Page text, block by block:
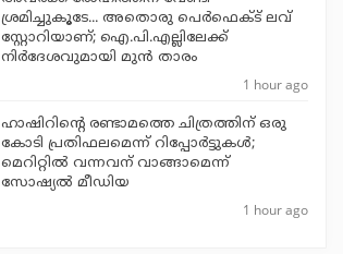
ശ്രമിച്ചുകൂടേ... അതൊരു പെർഫെക്ട് ലവ്
സ്റ്റോറിയാണ്; ഐ.പി.എല്ലിലേക്ക്
നിർദേശവുമായി മുൻ താരം
1 hour ago
ഹാഷിറിന്റെ രണ്ടാമത്തെ ചിത്രത്തിന് ഒരു
കോടി പ്രതിഫലമെന്ന് റിപ്പോര്‍ട്ടുകള്‍;
മെറിറ്റില്‍ വന്നവന് വാങ്ങാമെന്ന്
സോഷ്യല്‍ മീഡിയ
1 hour ago